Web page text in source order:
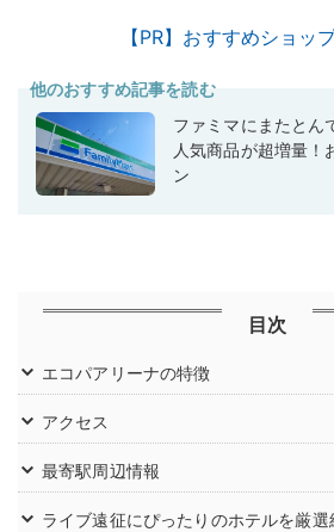
【PR】おすすめショッ
他のおすすめ記事を読む
ファミマにまたとん
人気商品が超増量！
ン
目次
エコパアリーナの特徴
アクセス
最寄駅周辺情報
ライブ遠征にぴったりのホテルを厳選